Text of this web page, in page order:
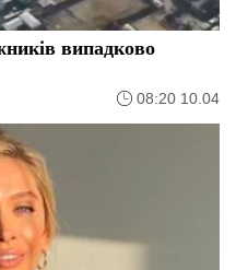
випадково
08:20 10.04